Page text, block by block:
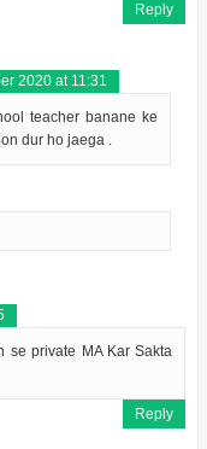
Reply
2020 at 11:31
teacher banane ke
dur ho jaega .
se private MA Kar Sakta
Reply